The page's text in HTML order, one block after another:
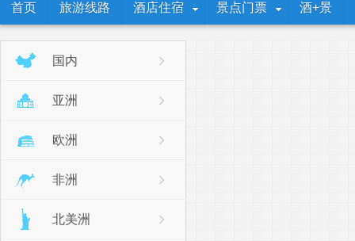
首页 旅游线路 酒店住宿 景点门票 酒+景
国内
亚洲
欧洲
非洲
北美洲